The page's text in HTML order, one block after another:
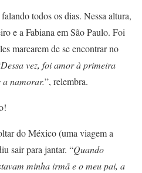
todos os dias. Nessa altura,
e a Fabiana em São Paulo. Foi
marcarem de se encontrar no
Dessa vez, foi amor à primeira
a namorar.”, relembra.
do México (uma viagem a
sair para jantar. “Quando
minha irmã e o meu pai, a